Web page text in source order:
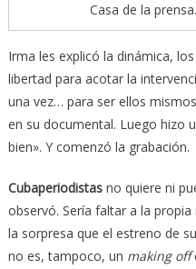
Casa de la
Irma les explicó la dinámica,
libertad para acotar la
una vez… para ser ellos
en su documental. Luego hizo
bien». Y comenzó la grabación.
Cubaperiodistasno quiere ni
observó. Sería faltar a la
la sorpresa que el estreno de
no es, tampoco, un making off